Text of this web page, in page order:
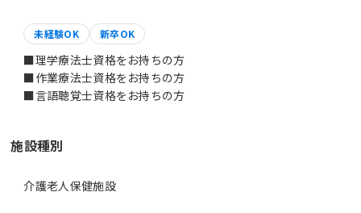
未経験OK 新卒OK
■理学療法士資格をお持ちの方
■作業療法士資格をお持ちの方
■言語聴覚士資格をお持ちの方
施設種別
介護老人保健施設